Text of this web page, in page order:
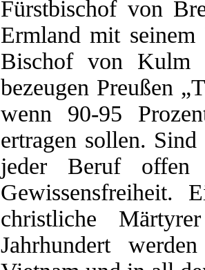
Fürstbischof von
Ermland mit seinem
Bischof von Kulm
bezeugen Preußen
wenn 90-95
ertragen sollen.
jeder Beruf offen
christliche
Jahrhundert